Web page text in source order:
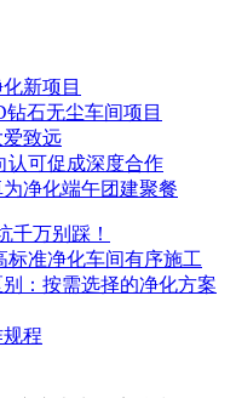
新项目
石无尘车间项目
致远
认可促成深度合作
净化端午团建聚餐
千万别踩！
标准净化车间有序施工
：按需选择的净化方案
程